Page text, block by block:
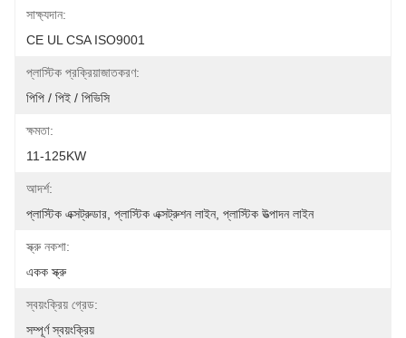
সাক্ষ্যদান:
CE UL CSA ISO9001
প্লাস্টিক প্রক্রিয়াজাতকরণ:
পিপি / পিই / পিভিসি
ক্ষমতা:
11-125KW
আদর্শ:
প্লাস্টিক এক্সট্রুডার, প্লাস্টিক এক্সট্রুশন লাইন, প্লাস্টিক উত্পাদন লাইন
স্ক্রু নকশা:
একক স্ক্রু
স্বয়ংক্রিয় গ্রেড:
সম্পূর্ণ স্বয়ংক্রিয়